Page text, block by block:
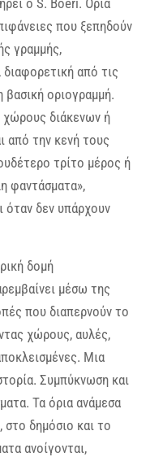
που ξεπηδούν
γραμμής,
από τις
οριογραμμή.
χώρους διάκενων ή
από την κενή τους
τρίτο μέρος ή
φαντάσματα»,
όταν δεν υπάρχουν
δομή
μέσω της
που διαπερνούν το
χώρους, αυλές,
Μια
Συμπύκνωση και
Τα όρια ανάμεσα
δημόσιο και το
ανοίγονται,